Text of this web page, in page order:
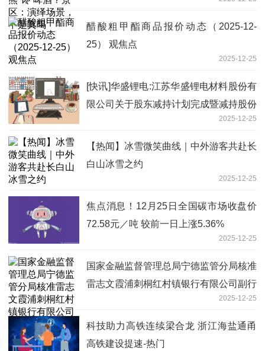
醋酸粗甲酯商品报价动态（2025-12-
25） 观焦点
2025-12-25
[快讯]华盛锂电:江苏华盛锂电材料股份有
限公司关于股东减持计划完成暨减持股份
2025-12-25
【热闻】冰雪微笑曲线｜中外游客共赴长
白山冰雪之约
2025-12-25
焦点消息！12月25日全国碳市场收盘价
72.58元／吨 较前一日上涨5.36%
2025-12-25
国家金融监督管理总局宁德监管分局核准
雷志文霞浦刺桐红村镇银行有限公司副行
2025-12-25
科技助力高铁连续梁合龙 浙江海盐通甬
高铁建设提速-热门